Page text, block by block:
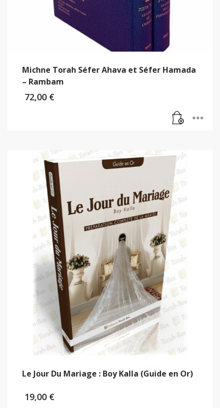
Michne Torah Séfer Ahava et Séfer Hamada
– Rambam
72,00 €
Le Jour Du Mariage : Boy Kalla (Guide en Or)
19,00 €